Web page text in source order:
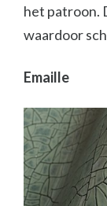
het patroon.
waardoor
Emaille